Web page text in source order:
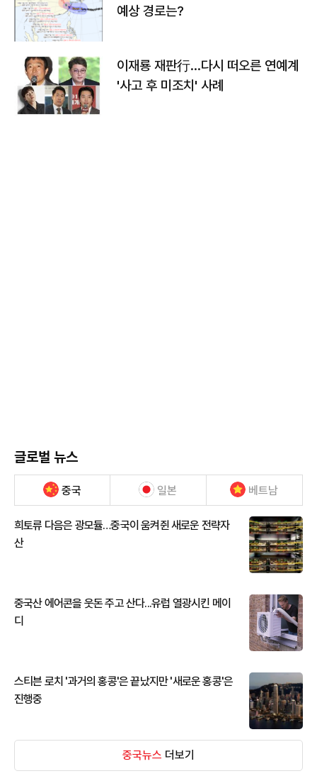
예상 경로는?
이재룡 재판行…다시 떠오른 연예계
'사고 후 미조치' 사례
글로벌 뉴스
중국 일본 베트남
희토류 다음은 광모듈…중국이 움켜쥔 새로운 전략자
산
중국산 에어콘을 웃돈 주고 산다...유럽 열광시킨 메이
디
스티븐 로치 '과거의 홍콩'은 끝났지만 '새로운 홍콩'은
진행중
중국뉴스 더보기